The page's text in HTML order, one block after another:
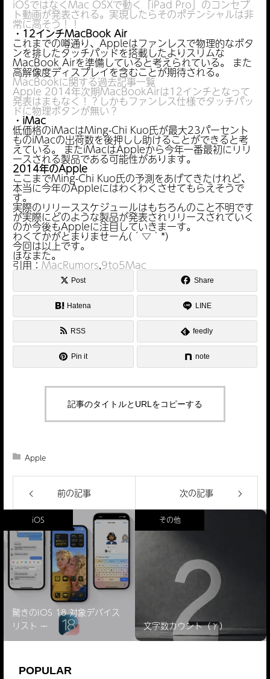
iOSではなくMac OSXで動く「iPad Pro」のコンセプ
ト動画が発表される。実現したらそのポテンシャルは非
常に高そう！！
・12インチMacBook Air
これまでの噂通り、Appleはファンレスで物理的なボタ
ンを排したタッチパッドを搭載したよりスリムな
MacBook Airを準備していると考えられている。 また
高解像度ディスプレイを含むことが期待される。
MacBookに関する過去記事一覧
Apple 2014年次期MacBookAirは12インチとなって
発表はまもなく！？しかもファンレス仕様でタッチパッ
ドに物理ボタンが無い？
・iMac
低価格のiMacはMing-Chi Kuo氏が最大23パーセント
ものiMacの出荷数を後押しし助けることができると考
えている。 またiMacはAppleから今年一番最初にリリ
ースされる製品である可能性があります。
2014年のApple
ここまでMing-Chi Kuo氏の予測をあげてきたけれど、
本当に今年のAppleにはわくわくさせてもらえそうで
す。
実際のリリーススケジュールはもちろんのこと不明です
が実際にどのような製品が発表されリリースされていく
のか今後もAppleに注目していきまーす。
わくてかがとまりませーん(´▽｀*)
今回は以上です。
ほなまた。
引用： MacRumors,9to5Mac
Post Share
Hatena LINE
RSS feedly
Pin it note
記事のタイトルとURLをコピーする
Apple
前の記事 次の記事
iOS
驚きのiOS 18 対象デバイス
リスト ̵…
その他
文字数カウント（γ）
POPULAR